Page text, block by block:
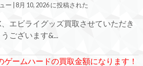
ー 8月 10, 2026 に投稿された
エビライグッズ買取させていただき
ございます&...
ームハードの買取金額になります！